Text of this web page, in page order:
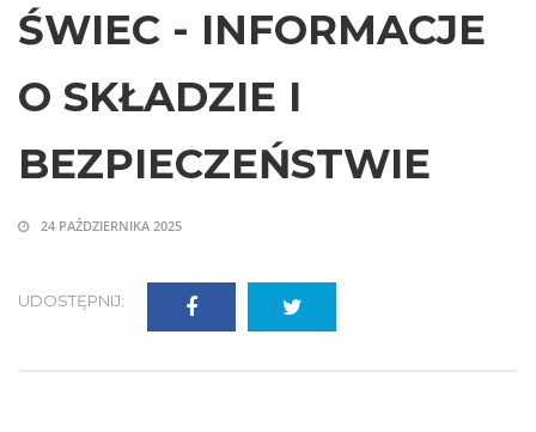
ŚWIEC - INFORMACJE
O SKŁADZIE I
BEZPIECZEŃSTWIE
24 PAŹDZIERNIKA 2025
UDOSTĘPNIJ: